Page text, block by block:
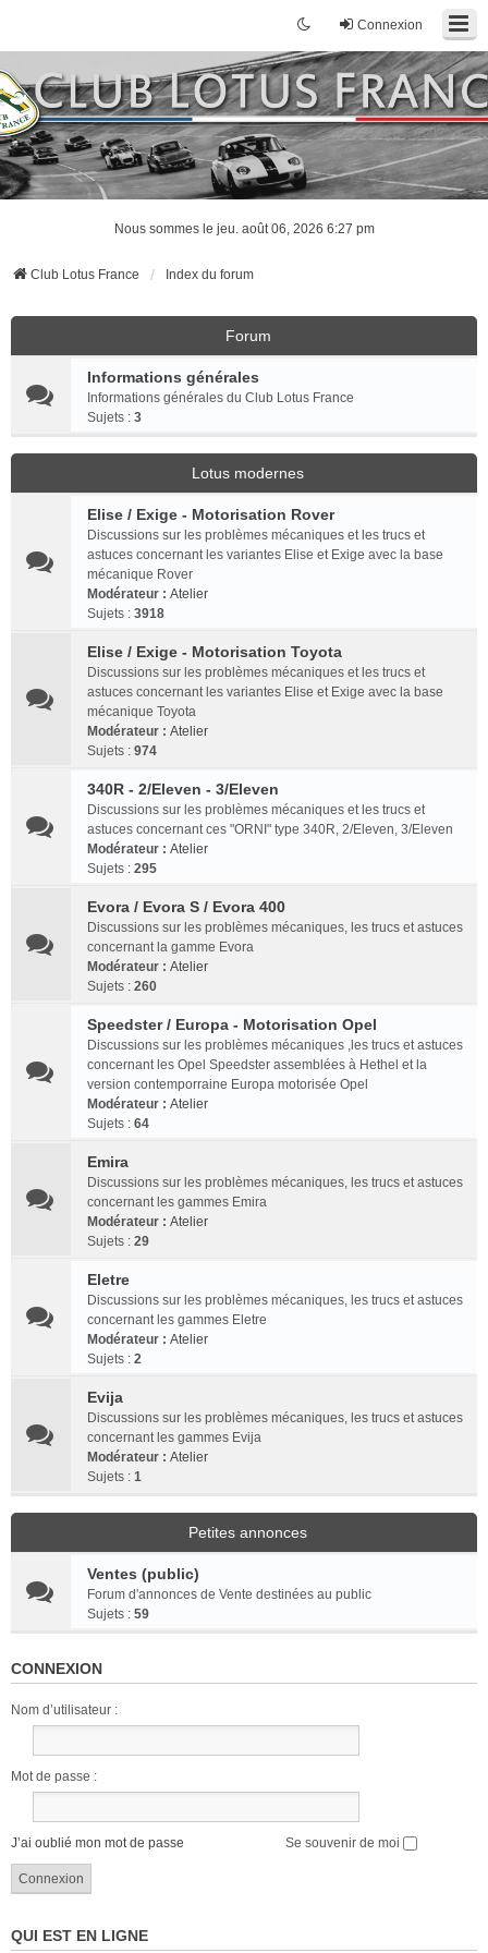
Connexion
Nous sommes le jeu. août 06, 2026 6:27 pm
Club Lotus France Index du forum
Forum
Informations générales
Informations générales du Club Lotus France
Sujets : 3
Lotus modernes
Elise / Exige - Motorisation Rover
Discussions sur les problèmes mécaniques et les trucs et
astuces concernant les variantes Elise et Exige avec la base
mécanique Rover
Modérateur : Atelier
Sujets : 3918
Elise / Exige - Motorisation Toyota
Discussions sur les problèmes mécaniques et les trucs et
astuces concernant les variantes Elise et Exige avec la base
mécanique Toyota
Modérateur : Atelier
Sujets : 974
340R - 2/Eleven - 3/Eleven
Discussions sur les problèmes mécaniques et les trucs et
astuces concernant ces "ORNI" type 340R, 2/Eleven, 3/Eleven
Modérateur : Atelier
Sujets : 295
Evora / Evora S / Evora 400
Discussions sur les problèmes mécaniques, les trucs et astuces
concernant la gamme Evora
Modérateur : Atelier
Sujets : 260
Speedster / Europa - Motorisation Opel
Discussions sur les problèmes mécaniques ,les trucs et astuces
concernant les Opel Speedster assemblées à Hethel et la
version contemporraine Europa motorisée Opel
Modérateur : Atelier
Sujets : 64
Emira
Discussions sur les problèmes mécaniques, les trucs et astuces
concernant les gammes Emira
Modérateur : Atelier
Sujets : 29
Eletre
Discussions sur les problèmes mécaniques, les trucs et astuces
concernant les gammes Eletre
Modérateur : Atelier
Sujets : 2
Evija
Discussions sur les problèmes mécaniques, les trucs et astuces
concernant les gammes Evija
Modérateur : Atelier
Sujets : 1
Petites annonces
Ventes (public)
Forum d'annonces de Vente destinées au public
Sujets : 59
CONNEXION
Nom d’utilisateur :
Mot de passe :
J’ai oublié mon mot de passe Se souvenir de moi
QUI EST EN LIGNE